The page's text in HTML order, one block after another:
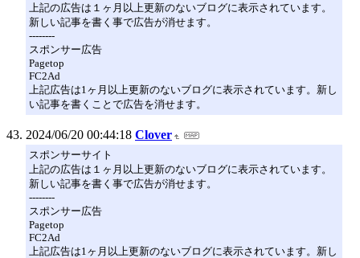
上記の広告は１ヶ月以上更新のないブログに表示されています。
新しい記事を書く事で広告が消せます。
--------
スポンサー広告
Pagetop
FC2Ad
上記広告は1ヶ月以上更新のないブログに表示されています。新し
い記事を書くことで広告を消せます。
2024/06/20 00:44:18 Clover
スポンサーサイト
上記の広告は１ヶ月以上更新のないブログに表示されています。
新しい記事を書く事で広告が消せます。
--------
スポンサー広告
Pagetop
FC2Ad
上記広告は1ヶ月以上更新のないブログに表示されています。新し